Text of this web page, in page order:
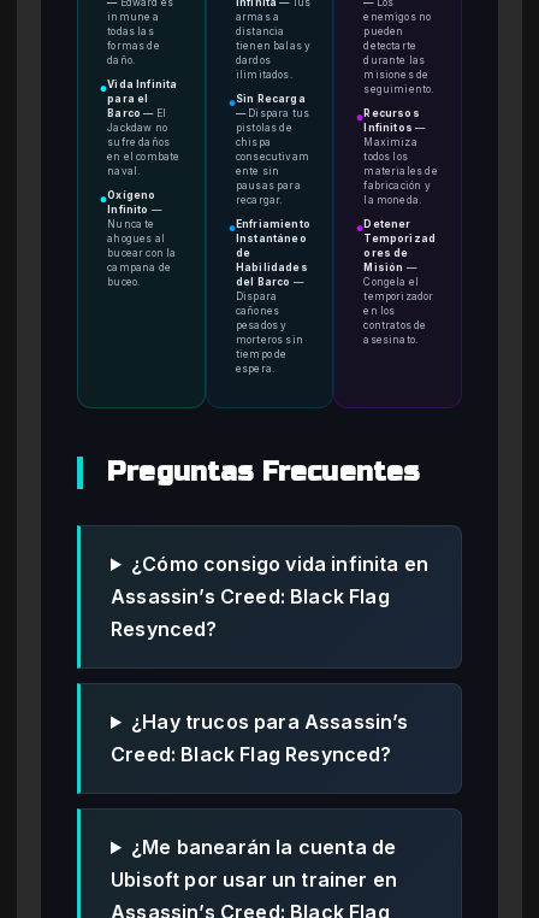
inmune a
todas las
formas de
daño.
●Vida Infinita
para el
Barco — El
Jackdaw no
sufre daños
en el combate
naval.
●Oxígeno
Infinito —
Nunca te
ahogues al
bucear con la
campana de
buceo.
armas a
distancia
tienen balas y
dardos
ilimitados.
●Sin Recarga
— Dispara tus
pistolas de
chispa
consecutivam
ente sin
pausas para
recargar.
● Enfriamiento
Instantáneo
de
Habilidades
del Barco —
Dispara
cañones
pesados y
morteros sin
tiempo de
espera.
enemigos no
pueden
detectarte
durante las
misiones de
seguimiento.
●Recursos
Infinitos —
Maximiza
todos los
materiales de
fabricación y
la moneda.
●Detener
Temporizad
ores de
Misión —
Congela el
temporizador
en los
contratos de
asesinato.
Preguntas Frecuentes
¿Cómo consigo vida infinita en
Assassin’s Creed: Black Flag
Resynced?
¿Hay trucos para Assassin’s
Creed: Black Flag Resynced?
¿Me banearán la cuenta de
Ubisoft por usar un trainer en
Assassin’s Creed: Black Flag